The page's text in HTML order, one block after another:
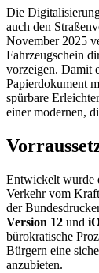
Die
auch den
November 2025
Fahrzeugschein
vorzeigen. Damit
Papierdokument
spürbare
einer modernen,
Entwickelt wurde
Verkehr vom
der
Version 12 und
bürokratische
Bürgern eine
anzubieten.